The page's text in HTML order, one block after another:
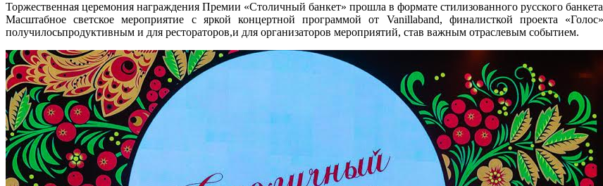
Торжественная церемония награждения Премии «Столичный банкет» прошла в формате стилизованного русского
Масштабное светское мероприятие с яркой концертной программой от Vanillaband, финалисткой проекта
получилосьпродуктивным и для рестораторов,и для организаторов мероприятий, став важным отраслевым событием.